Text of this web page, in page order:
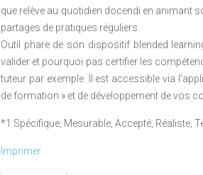
que relève au quotidien docendi en animant
partages de pratiques réguliers.
Outil phare de son dispositif blended
valider et pourquoi pas certifier les
tuteur par exemple. Il est accessible via
de formation » et de développement de vos
*1 Spécifique, Mesurable, Accepté, Réaliste,
Imprimer